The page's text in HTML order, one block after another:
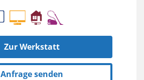
Zur Werkstatt
Anfrage senden